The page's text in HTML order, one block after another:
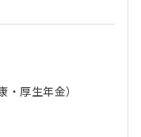
・厚生年金）